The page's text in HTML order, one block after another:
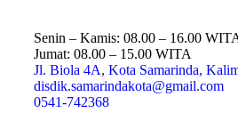
Senin – Kamis: 08.00 – 16.00
Jumat: 08.00 – 15.00 WITA
Jl. Biola 4A, Kota Samarinda,
disdik.samarindakota@gmail.com
0541-742368